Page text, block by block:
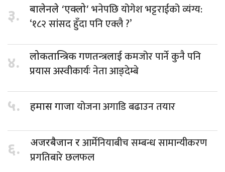
३. बालेनले ‘एक्लो’ भनेपछि योगेश भट्टराईको व्यंग्य:
‘१८२ सांसद हुँदा पनि एक्लै ?’
४. लोकतान्त्रिक गणतन्त्रलाईकमजोर पार्ने कुनै पनि
प्रयास अस्वीकार्यः नेता आङ्देम्बे
५. हमास गाजायोजना अगाडि बढाउन तयार
६. अजरबैजान रआर्मेनियाबीच सम्बन्ध सामान्यीकरण
प्रगतिबारे छलफल